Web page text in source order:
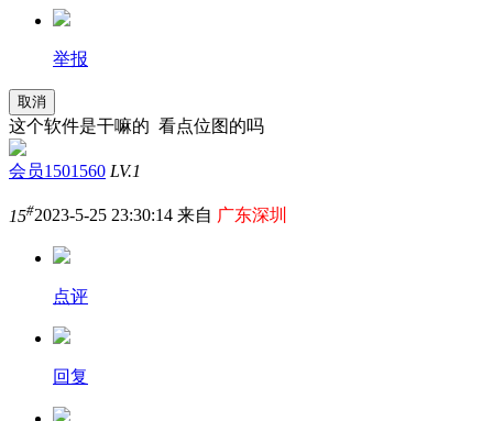
举报
取消
这个软件是干嘛的 看点位图的吗
会员1501560 LV.1
15#2023-5-25 23:30:14 来自 广东深圳
点评
回复